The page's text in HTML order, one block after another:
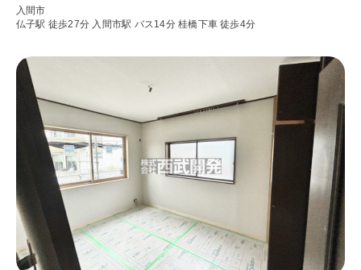
入間市
仏子駅 徒歩27分 入間市駅 バス14分 桂橋下車 徒歩4分